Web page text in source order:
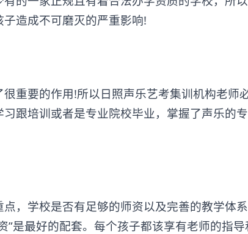
造成不可磨灭的严重影响!
要的作用!所以日照声乐艺考集训机构老师
跟培训或者是专业院校毕业，掌握了声乐的
学校是否有足够的师资以及完善的教学体
是最好的配套。每个孩子都该享有老师的指导